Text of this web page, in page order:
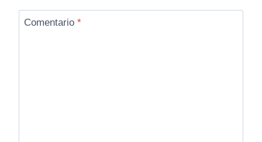
Comentario *